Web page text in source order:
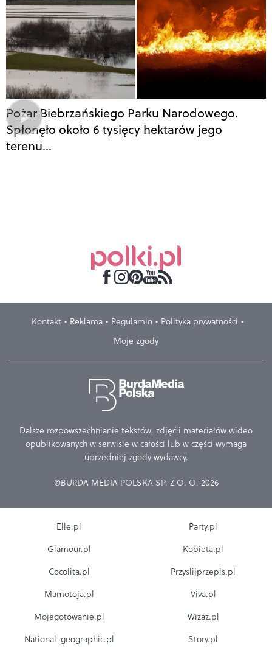
Pożar Biebrzańskiego Parku Narodowego.
Spłonęło około 6 tysięcy hektarów jego
terenu…
Kontakt Reklama Regulamin
Polityka prywatności
Moje zgody
Dalsze rozpowszechnianie tekstów, zdjęć i materiałów wideo
opublikowanych w serwisie w całości lub w części wymaga
uprzedniej zgody wydawcy.
©BURDA MEDIA POLSKA SP. Z O. O. 2026
Elle.pl
Glamour.pl
Cocolita.pl
Mamotoja.pl
Mojegotowanie.pl
National-geographic.pl
Party.pl
Kobieta.pl
Przyslijprzepis.pl
Viva.pl
Wizaz.pl
Story.pl